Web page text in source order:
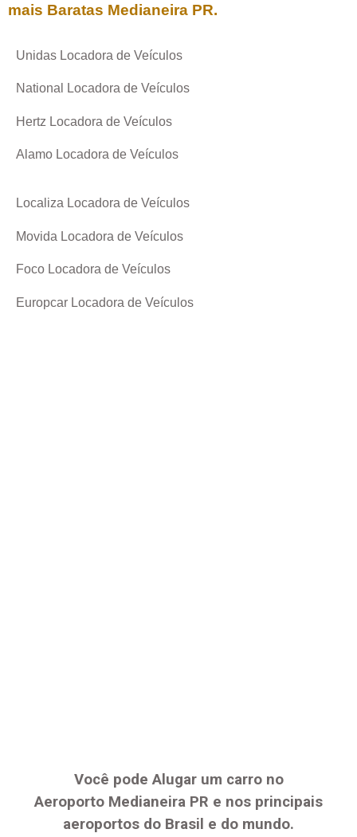
mais Baratas Medianeira PR.
Unidas Locadora de Veículos
National Locadora de Veículos
Hertz Locadora de Veículos
Alamo Locadora de Veículos
Localiza Locadora de Veículos
Movida Locadora de Veículos
Foco Locadora de Veículos
Europcar Locadora de Veículos
Você pode Alugar um carro no
Aeroporto Medianeira PR e nos principais
aeroportos do Brasil e do mundo.